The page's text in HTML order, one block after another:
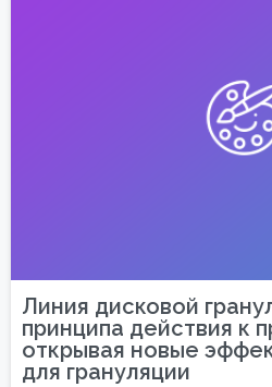
Линия дисковой
принципа действия к
открывая новые
для грануляции